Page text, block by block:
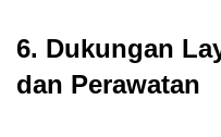
6. Dukungan
dan Perawatan